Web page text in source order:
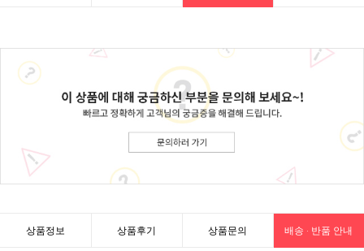
상품정보 상품후기 상품문의 배송 · 반품 안내